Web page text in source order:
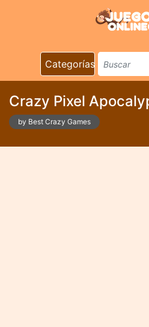
Categorías
Crazy Pixel
by Best Crazy Games